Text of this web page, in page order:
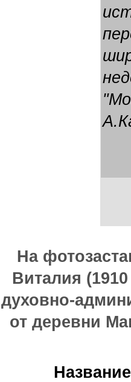
На
Виталия
духовно-
от деревни